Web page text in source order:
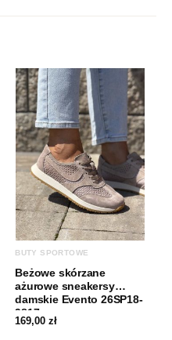
BUTY SPORTOWE
Beżowe skórzane
ażurowe sneakersy
damskie Evento 26SP18-
9817
169,00zł